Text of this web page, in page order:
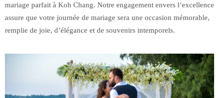
mariage parfait à Koh Chang. Notre engagement envers l’excellence
assure que votre journée de mariage sera une occasion mémorable,
remplie de joie, d’élégance et de souvenirs intemporels.